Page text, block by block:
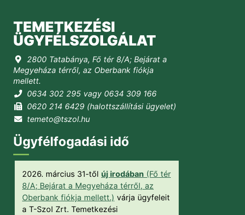
TEMETKEZÉSI
ÜGYFÉLSZOLGÁLAT
2800 Tatabánya, Fő tér 8/A; Bejárat a
Megyeháza térről, az Oberbank fiókja
mellett.
0634 302 295 vagy 0634 309 166
0620 214 6429 (halottszállítási ügyelet)
temeto@tszol.hu
Ügyfélfogadási idő
2026. március 31-től új irodában (Fő tér
8/A; Bejárat a Megyeháza térről, az
Oberbank fiókja mellett.) várja ügyfeleit
a T-Szol Zrt. Temetkezési